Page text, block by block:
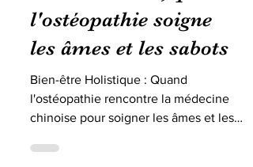
Anaïs Bernard, quand
l'ostéopathie soigne
les âmes et les sabots
Bien-être Holistique : Quand
l'ostéopathie rencontre la médecine
chinoise pour soigner les âmes et les